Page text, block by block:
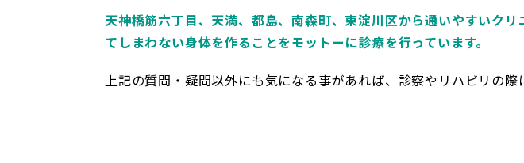
天神橋筋六丁目、天満、都島、南森町、東淀川区から通いやすいク
てしまわない身体を作ることをモットーに診療を行っています。
上記の質問・疑問以外にも気になる事があれば、診察やリハビリの際